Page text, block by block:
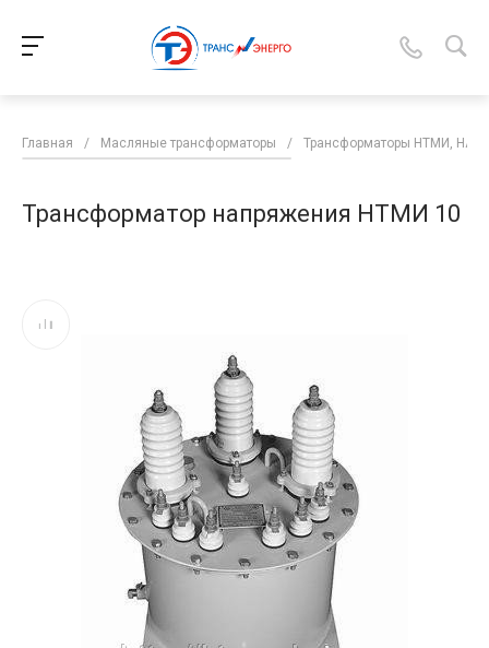
Главная / Масляные трансформаторы / Трансформаторы НТМИ,
Трансформатор напряжения НТМИ 10